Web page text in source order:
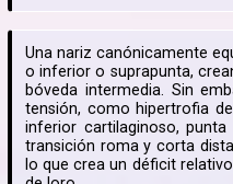
Una nariz canónicamente
o inferior o suprapunta,
bóveda intermedia. Sin
tensión, como hipertrofia
inferior cartilaginoso,
transición roma y corta
lo que crea un déficit